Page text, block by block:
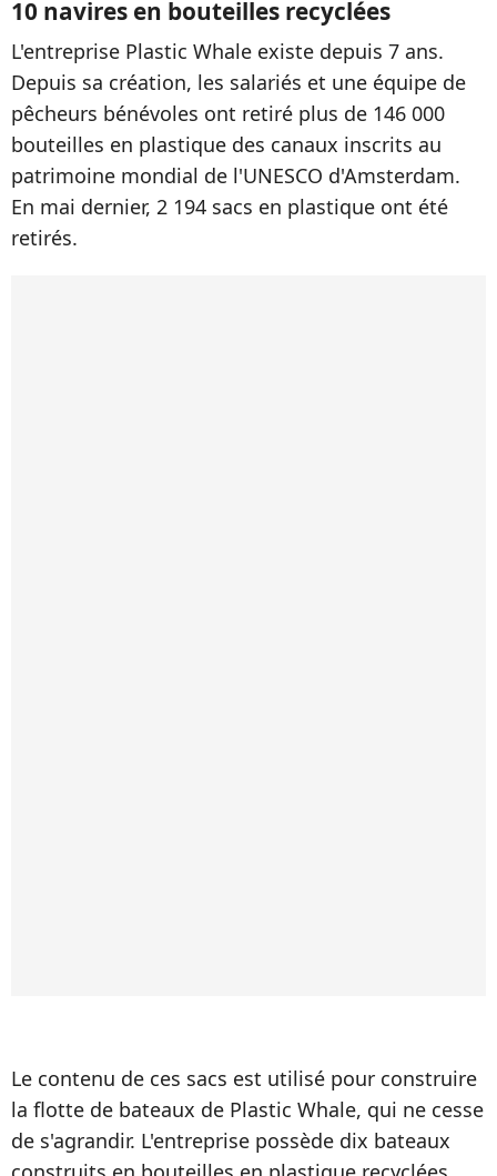
10 navires en bouteilles recyclées
L'entreprise Plastic Whale existe depuis 7 ans.
Depuis sa création, les salariés et une équipe de
pêcheurs bénévoles ont retiré plus de 146 000
bouteilles en plastique des canaux inscrits au
patrimoine mondial de l'UNESCO d'Amsterdam.
En mai dernier, 2 194 sacs en plastique ont été
retirés.
Le contenu de ces sacs est utilisé pour construire
la flotte de bateaux de Plastic Whale, qui ne cesse
de s'agrandir. L'entreprise possède dix bateaux